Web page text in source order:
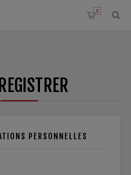
0
PERSONNELLES